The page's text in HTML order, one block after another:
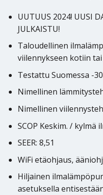
UUTUUS 2024! UUSI
JULKAISTU!
Taloudellinen
viilennykseen kotiin
Testattu Suomessa -
Nimellinen
Nimellinen
SCOP Keskim. / kylmä
SEER: 8,51
WiFi etäohjaus,
Hiljainen
asetuksella